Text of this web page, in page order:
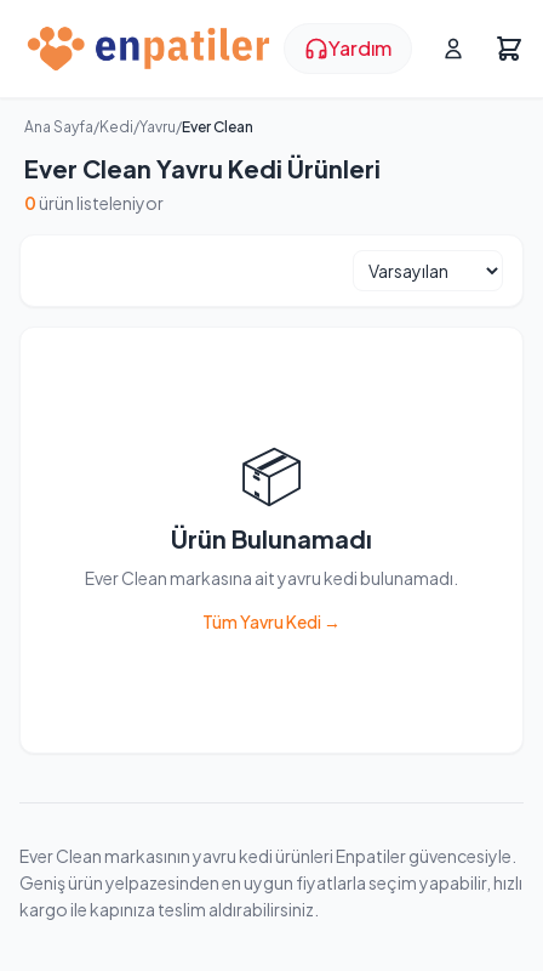
Yardım
Ana Sayfa/Kedi/Yavru/Ever Clean
Ever Clean Yavru Kedi Ürünleri
0 ürün listeleniyor
📦
Ürün Bulunamadı
Ever Clean markasına ait yavru kedi bulunamadı.
Tüm Yavru Kedi →
Ever Clean markasının yavru kedi ürünleri Enpatiler güvencesiyle.
Geniş ürün yelpazesinden en uygun fiyatlarla seçim yapabilir, hızlı
kargo ile kapınıza teslim aldırabilirsiniz.